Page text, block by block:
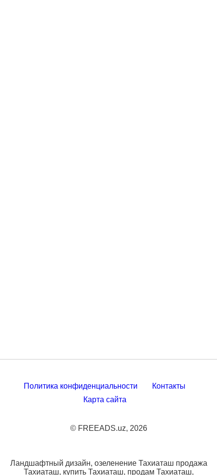
Политика конфиденциальности
Контакты
Карта сайта
© FREEADS.uz, 2026
Ландшафтный дизайн, озеленение Тахиаташ продажа
Тахиаташ, купить Тахиаташ, продам Тахиаташ,